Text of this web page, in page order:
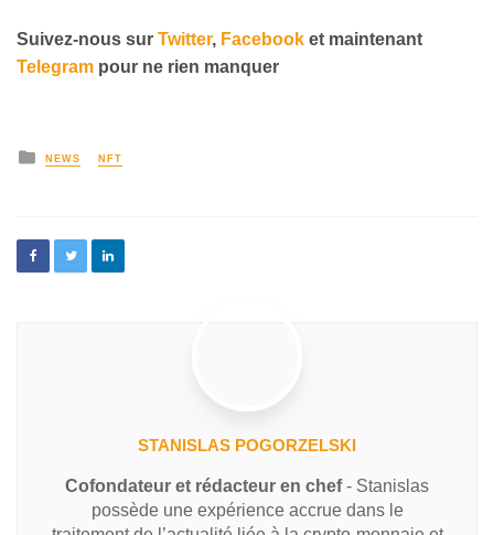
Suivez-nous sur Twitter, Facebook et maintenant
Telegram pour ne rien manquer
NEWS NFT
STANISLAS POGORZELSKI
Cofondateur et rédacteur en chef- Stanislas
possède une expérience accrue dans le